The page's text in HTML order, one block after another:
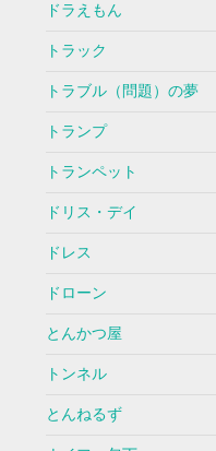
ドラえもん
トラック
トラブル（問題）の夢
トランプ
トランペット
ドリス・デイ
ドレス
ドローン
とんかつ屋
トンネル
とんねるず